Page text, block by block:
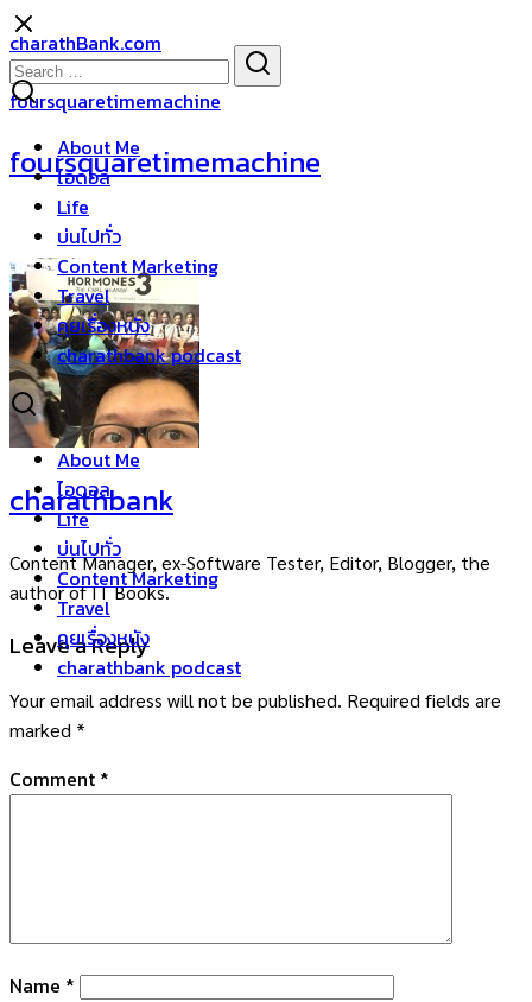
Skip
to
content
charathBank.com
About Me
ไอดอล
Life
บ่นไปทั่ว
Content Marketing
Travel
คุยเรื่องหนัง
charathbank podcast
About Me
ไอดอล
Life
บ่นไปทั่ว
Content Marketing
Travel
คุยเรื่องหนัง
charathbank podcast
Search
for:
foursquaretimemachine
foursquaretimemachine
charathbank
Content Manager, ex-Software Tester, Editor, Blogger, the
author of IT Books.
Leave a Reply
Your email address will not be published. Required fields are
marked *
Comment *
Name *